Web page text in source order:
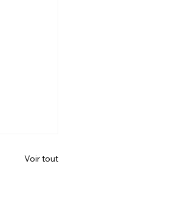
Voir tout